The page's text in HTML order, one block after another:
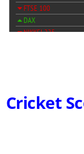
Cricket